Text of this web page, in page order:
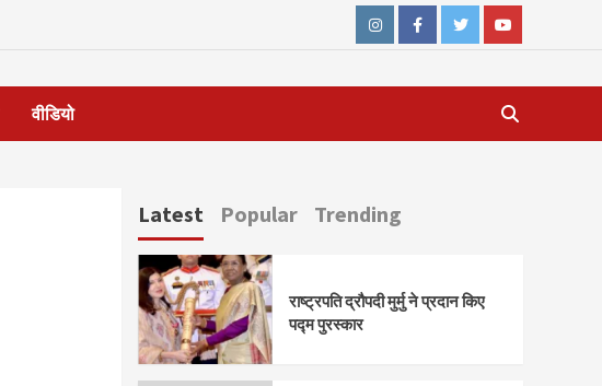
InstagramFacebookTwitterYoutube
वीडियो
Latest Popular Trending
राष्ट्रपति द्रौपदी मुर्मु ने प्रदान किए
पद्म पुरस्कार